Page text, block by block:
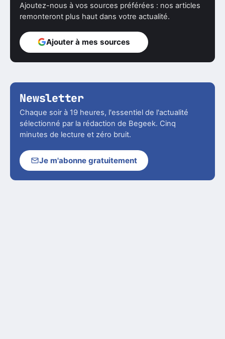
Ajoutez-nous à vos sources préférées : nos articles
remonteront plus haut dans votre actualité.
Ajouter à mes sources
Newsletter
Chaque soir à 19 heures, l'essentiel de l'actualité
sélectionné par la rédaction de Begeek. Cinq
minutes de lecture et zéro bruit.
Je m'abonne gratuitement